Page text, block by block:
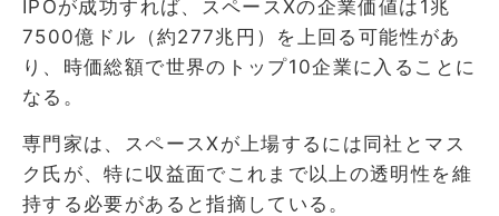
IPOが成功すれば、スペースXの企業価値は1兆
7500億ドル（約277兆円）を上回る可能性があ
り、時価総額で世界のトップ10企業に入ることに
なる。
専門家は、スペースXが上場するには同社とマス
ク氏が、特に収益面でこれまで以上の透明性を維
持する必要があると指摘している。